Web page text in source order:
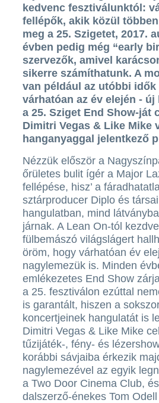
kedvenc fesztiválunktól:
fellépők, akik közül
meg a 25. Szigetet, 2017.
évben pedig még “early
szervezők, amivel
sikerre számíthatunk. A
van például az utóbbi
várhatóan az év elején -
a 25. Sziget End Show-ját
Dimitri Vegas & Like Mike
hanganyaggal jelentkező
Nézzük először a
őrületes bulit ígér a Major
fellépése, hisz’ a
sztárproducer Diplo és
hangulatban, mind
járnak. A Lean On-tól
fülbemászó világslágert
öröm, hogy várhatóan év
nagylemezük is. Minden
emlékezetes End Show
a 25. fesztiválon ezúttal
is garantált, hiszen a
koncertjeinek hangulatát is
Dimitri Vegas & Like Mike
tűzijáték-, fény- és
korábbi sávjaiba érkezik
nagylemezével az egyik
a Two Door Cinema Club,
dalszerző-énekes Tom